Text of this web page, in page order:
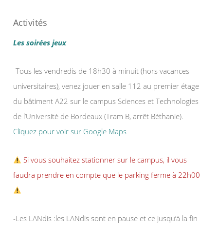
Activités
Les soirées jeux
-Tous les vendredis de 18h30 à minuit (hors vacances
universitaires), venez jouer en salle 112 au premier étage
du bâtiment A22 sur le campus Sciences et Technologies
de l’Université de Bordeaux (Tram B, arrêt Béthanie).
Cliquez pour voir sur Google Maps
Si vous souhaitez stationner sur le campus, il vous
faudra prendre en compte que le parking ferme à 22h00
-Les LANdis :les LANdis sont en pause et ce jusqu’à la fin